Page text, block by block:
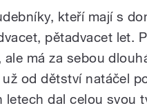
kteří mají s
pětadvacet let.
má za sebou
od dětství natáčel
letech dal celou svou